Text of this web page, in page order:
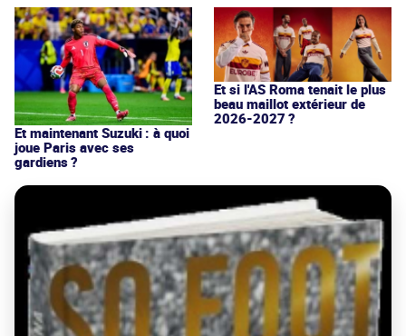
Et maintenant Suzuki : à quoi
joue Paris avec ses
gardiens ?
Et si l'AS Roma tenait le plus
beau maillot extérieur de
2026-2027 ?